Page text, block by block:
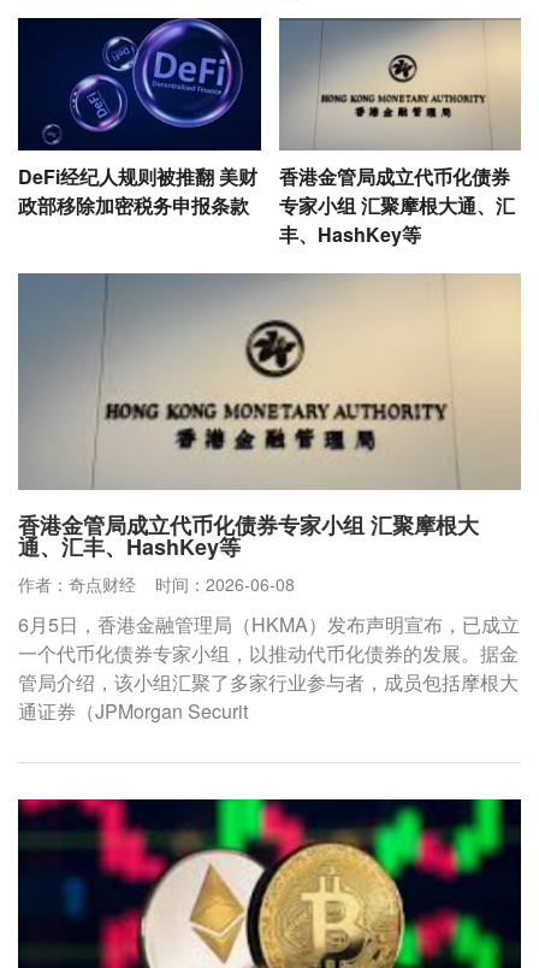
DeFi经纪人规则被推翻 美财
政部移除加密税务申报条款
香港金管局成立代币化债券
专家小组 汇聚摩根大通、汇
丰、HashKey等
香港金管局成立代币化债券专家小组 汇聚摩根大
通、汇丰、HashKey等
作者：奇点财经 时间：2026-06-08
6月5日，香港金融管理局（HKMA）发布声明宣布，已成立
一个代币化债券专家小组，以推动代币化债券的发展。据金
管局介绍，该小组汇聚了多家行业参与者，成员包括摩根大
通证券（JPMorgan Securit